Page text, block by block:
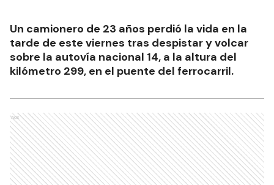
Un camionero de 23 años perdió la vida en la
tarde de este viernes tras despistar y volcar
sobre la autovía nacional 14, a la altura del
kilómetro 299, en el puente del ferrocarril.
Ads